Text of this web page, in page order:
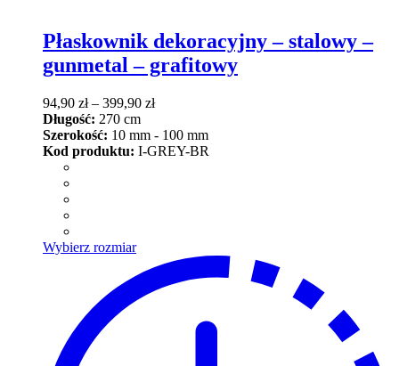
Płaskownik dekoracyjny – stalowy –
gunmetal – grafitowy
94,90 zł – 399,90 złZakres
od
94,90 zł
Długość: 270 cm
Szerokość: 10 mm - 100 mm
Kod produktu: I-GREY-BR
Wybierz rozmiarTen
produkt
ma
wiele